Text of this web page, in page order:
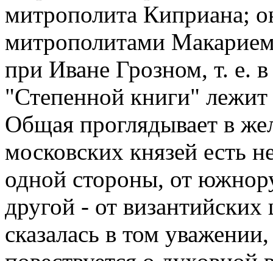
митрополита Киприана;
митрополитами
при Иване Грозном, т. е.
"Степенной книги"
Общая проглядывает в
московских князей есть
одной стороны, от
другой - от
сказалась в том